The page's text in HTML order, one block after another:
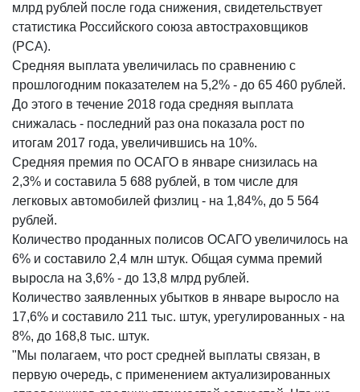
млрд рублей после года снижения, свидетельствует
статистика Российского союза автостраховщиков
(РСА).
Средняя выплата увеличилась по сравнению с
прошлогодним показателем на 5,2% - до 65 460 рублей.
До этого в течение 2018 года средняя выплата
снижалась - последний раз она показала рост по
итогам 2017 года, увеличившись на 10%.
Средняя премия по ОСАГО в январе снизилась на
2,3% и составила 5 688 рублей, в том числе для
легковых автомобилей физлиц - на 1,84%, до 5 564
рублей.
Количество проданных полисов ОСАГО увеличилось на
6% и составило 2,4 млн штук. Общая сумма премий
выросла на 3,6% - до 13,8 млрд рублей.
Количество заявленных убытков в январе выросло на
17,6% и составило 211 тыс. штук, урегулированных - на
8%, до 168,8 тыс. штук.
"Мы полагаем, что рост средней выплаты связан, в
первую очередь, с применением актуализированных